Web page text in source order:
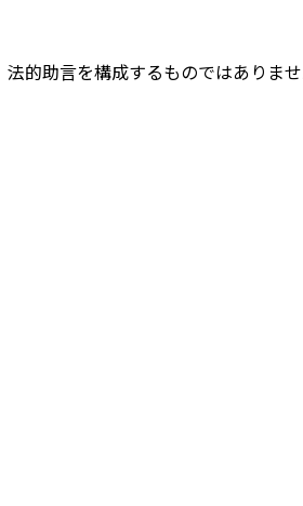
的助言を構成するものではありませ